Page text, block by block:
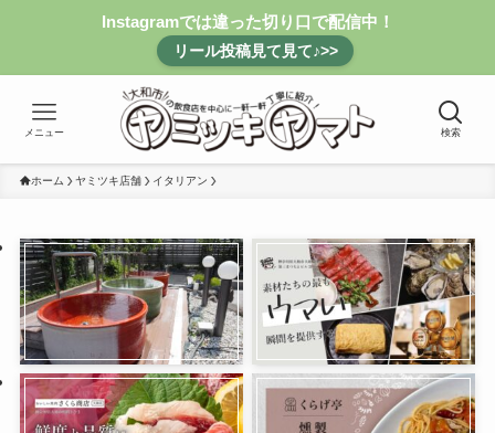
Instagramでは違った切り口で配信中！
リール投稿見て見て♪>>
検索
メニュー
ホーム ヤミツキ店舗 イタリアン